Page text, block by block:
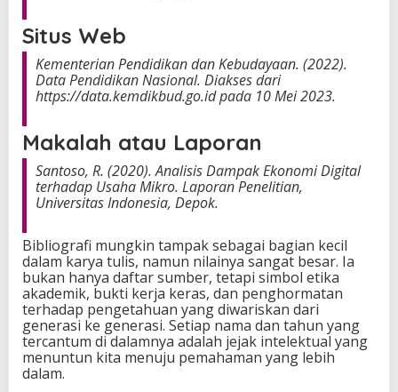
Situs Web
Kementerian Pendidikan dan Kebudayaan. (2022).
Data Pendidikan Nasional. Diakses dari
https://data.kemdikbud.go.id pada 10 Mei 2023.
Makalah atau Laporan
Santoso, R. (2020). Analisis Dampak Ekonomi Digital
terhadap Usaha Mikro. Laporan Penelitian,
Universitas Indonesia, Depok.
Bibliografi mungkin tampak sebagai bagian kecil
dalam karya tulis, namun nilainya sangat besar. Ia
bukan hanya daftar sumber, tetapi simbol etika
akademik, bukti kerja keras, dan penghormatan
terhadap pengetahuan yang diwariskan dari
generasi ke generasi. Setiap nama dan tahun yang
tercantum di dalamnya adalah jejak intelektual yang
menuntun kita menuju pemahaman yang lebih
dalam.